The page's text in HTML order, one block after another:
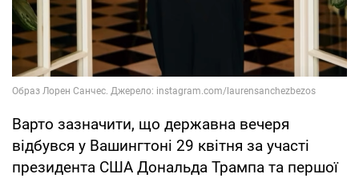
Варто зазначити, що державна вечеря
відбувся у Вашингтоні 29 квітня за участі
президента США Дональда Трампа та першої